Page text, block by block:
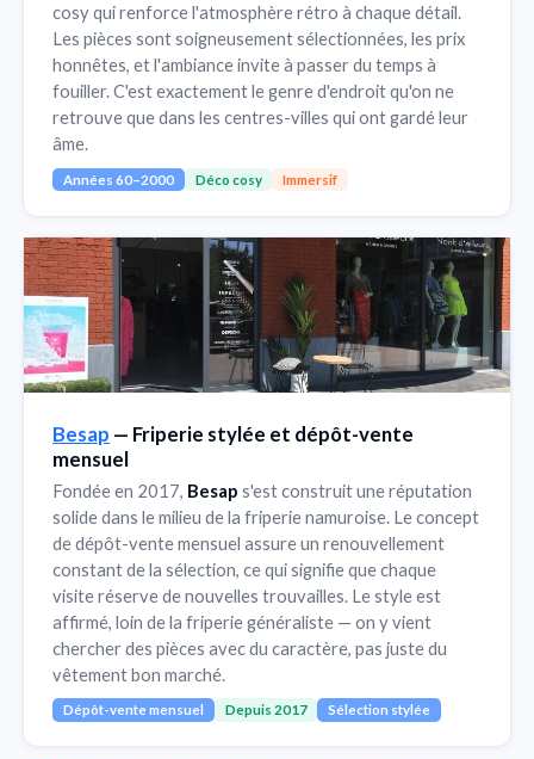
cosy qui renforce l'atmosphère rétro à chaque détail.
Les pièces sont soigneusement sélectionnées, les prix
honnêtes, et l'ambiance invite à passer du temps à
fouiller. C'est exactement le genre d'endroit qu'on ne
retrouve que dans les centres-villes qui ont gardé leur
âme.
Années 60–2000 Déco cosy Immersif
Besap — Friperie stylée et dépôt-vente
mensuel
Fondée en 2017, Besap s'est construit une réputation
solide dans le milieu de la friperie namuroise. Le concept
de dépôt-vente mensuel assure un renouvellement
constant de la sélection, ce qui signifie que chaque
visite réserve de nouvelles trouvailles. Le style est
affirmé, loin de la friperie généraliste — on y vient
chercher des pièces avec du caractère, pas juste du
vêtement bon marché.
Dépôt-vente mensuel Depuis 2017 Sélection stylée